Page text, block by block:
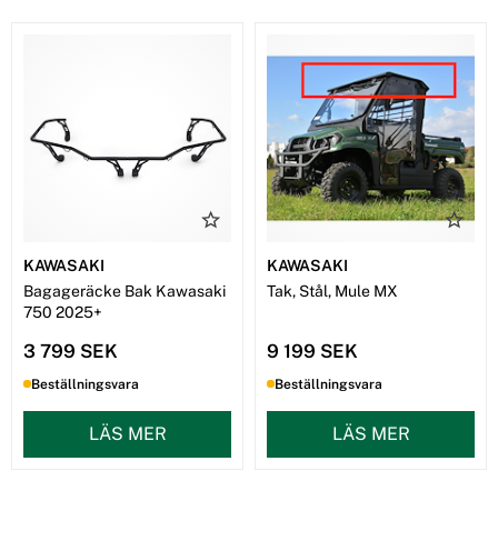
KAWASAKI
Bagageräcke Bak Kawasaki
750 2025+
3 799 SEK
Beställningsvara
LÄS MER
KAWASAKI
Tak, Stål, Mule MX
9 199 SEK
Beställningsvara
LÄS MER